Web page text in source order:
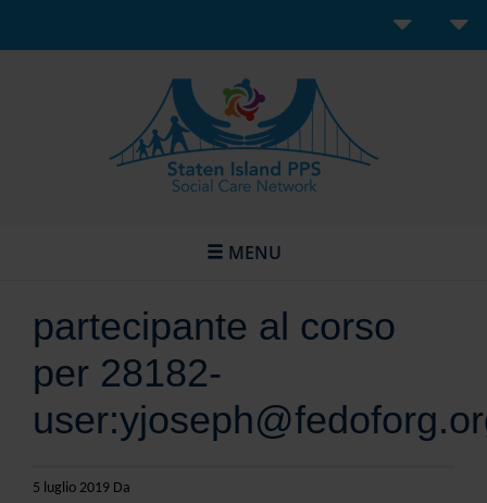
MENU
partecipante al corso
per 28182-
5 luglio 2019 Da